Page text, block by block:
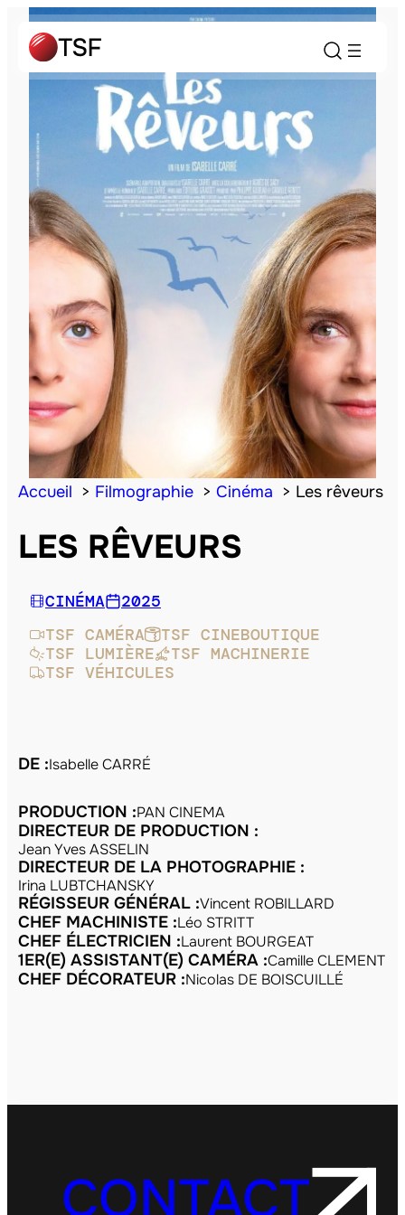
Accueil Filmographie Cinéma Les rêveurs
LES RÊVEURS
CINÉMA
2025
TSF CAMÉRA
TSF CINEBOUTIQUE
TSF LUMIÈRE
TSF MACHINERIE
TSF VÉHICULES
DE :Isabelle CARRÉ
PRODUCTION :PAN CINEMA
DIRECTEUR DE PRODUCTION :
Jean Yves ASSELIN
DIRECTEUR DE LA PHOTOGRAPHIE :
Irina LUBTCHANSKY
RÉGISSEUR GÉNÉRAL :Vincent ROBILLARD
CHEF MACHINISTE :Léo STRITT
CHEF ÉLECTRICIEN :Laurent BOURGEAT
1ER(E) ASSISTANT(E) CAMÉRA :Camille CLEMENT
CHEF DÉCORATEUR :Nicolas DE BOISCUILLÉ
CONTACT